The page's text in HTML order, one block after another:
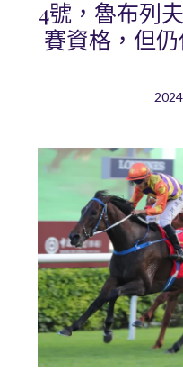
4號，魯布列
賽資格，但